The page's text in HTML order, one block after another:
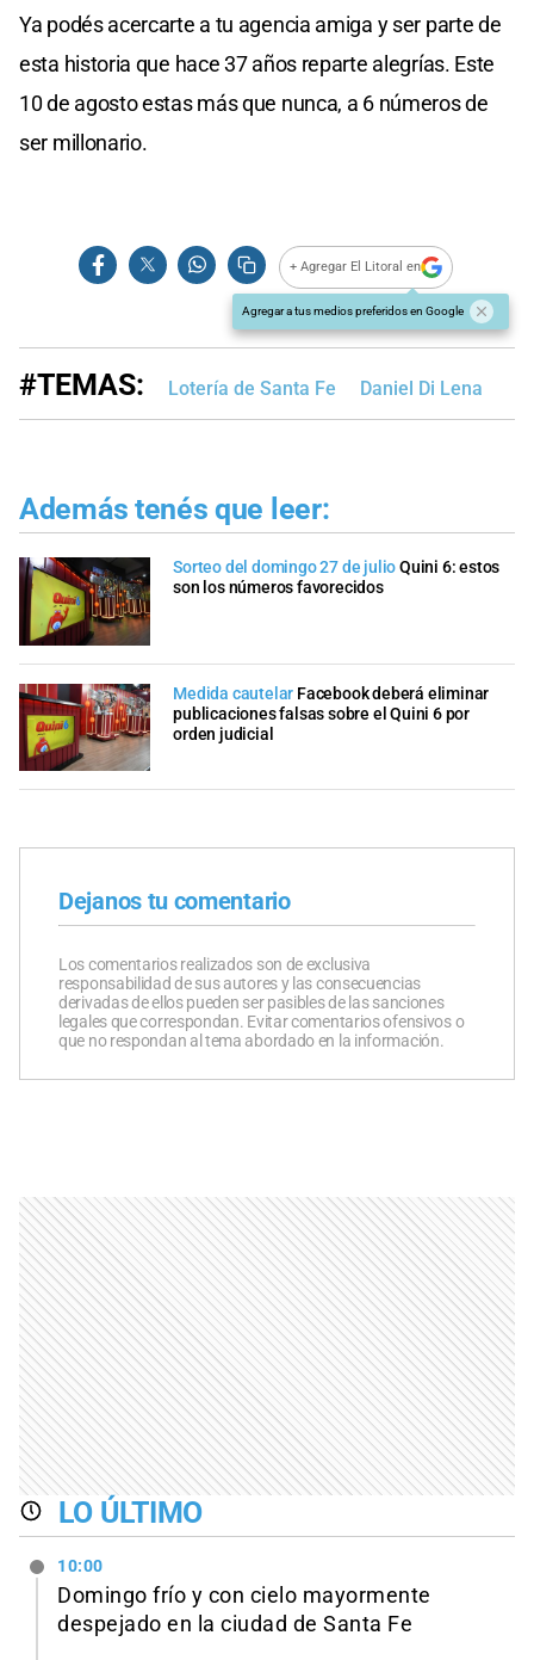
Ya podés acercarte a tu agencia amiga y ser parte de
esta historia que hace 37 años reparte alegrías. Este
10 de agosto estas más que nunca, a 6 números de
ser millonario.
+ Agregar El Litoral en
Agregar a tus medios preferidos en Google
#TEMAS: Lotería de Santa Fe Daniel Di Lena
Además tenés que leer:
Sorteo del domingo 27 de julioQuini 6: estos
son los números favorecidos
Medida cautelar Facebook deberá eliminar
publicaciones falsas sobre el Quini 6 por
orden judicial
Dejanos tu comentario
Los comentarios realizados son de exclusiva
responsabilidad de sus autores y las consecuencias
derivadas de ellos pueden ser pasibles de las sanciones
legales que correspondan. Evitar comentarios ofensivos o
que no respondan al tema abordado en la información.
LO ÚLTIMO
10:00
Domingo frío y con cielo mayormente
despejado en la ciudad de Santa Fe